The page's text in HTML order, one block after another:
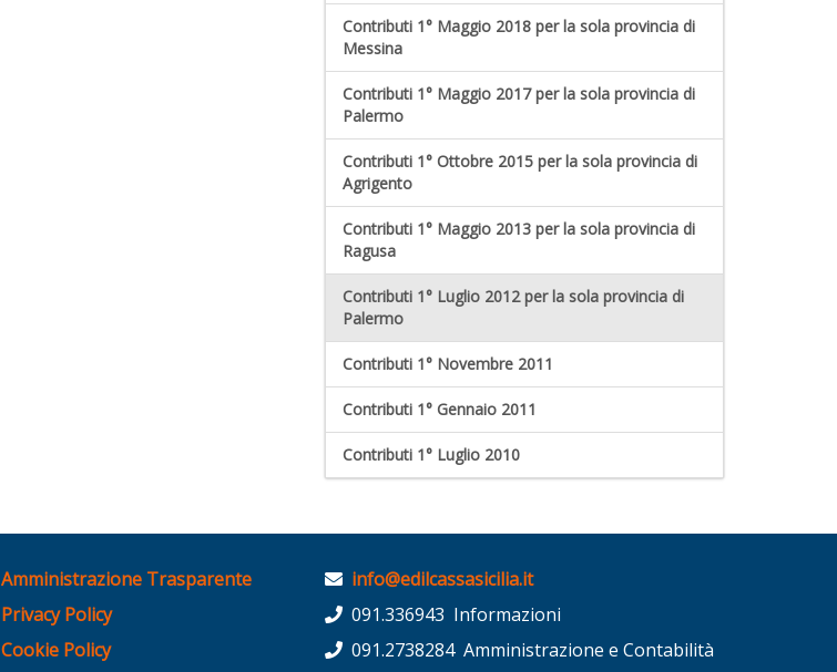
Contributi 1° Maggio 2018 per la sola provincia di
Messina
Contributi 1° Maggio 2017 per la sola provincia di
Palermo
Contributi 1° Ottobre 2015 per la sola provincia di
Agrigento
Contributi 1° Maggio 2013 per la sola provincia di
Ragusa
Contributi 1° Luglio 2012 per la sola provincia di
Palermo
Contributi 1° Novembre 2011
Contributi 1° Gennaio 2011
Contributi 1° Luglio 2010
Amministrazione Trasparente
Privacy Policy
Cookie Policy
info@edilcassasicilia.it
091.336943 Informazioni
091.2738284 Amministrazione e Contabilità